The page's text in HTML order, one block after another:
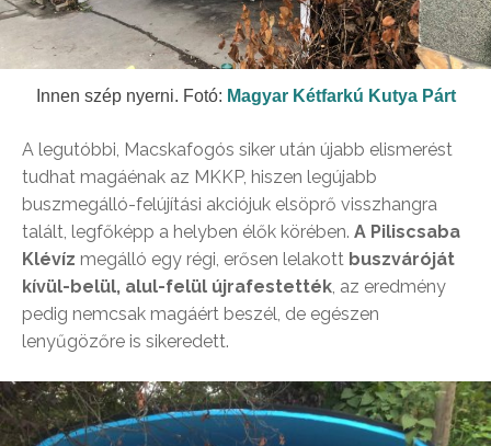
Innen szép nyerni. Fotó: Magyar Kétfarkú Kutya Párt
A legutóbbi, Macskafogós siker után újabb elismerést
tudhat magáénak az MKKP, hiszen legújabb
buszmegálló-felújítási akciójuk elsöprő visszhangra
talált, legfőképp a helyben élők körében. A Piliscsaba
Klévíz megálló egy régi, erősen lelakott buszváróját
kívül-belül, alul-felül újrafestették , az eredmény
pedig nemcsak magáért beszél, de egészen
lenyűgözőre is sikeredett.